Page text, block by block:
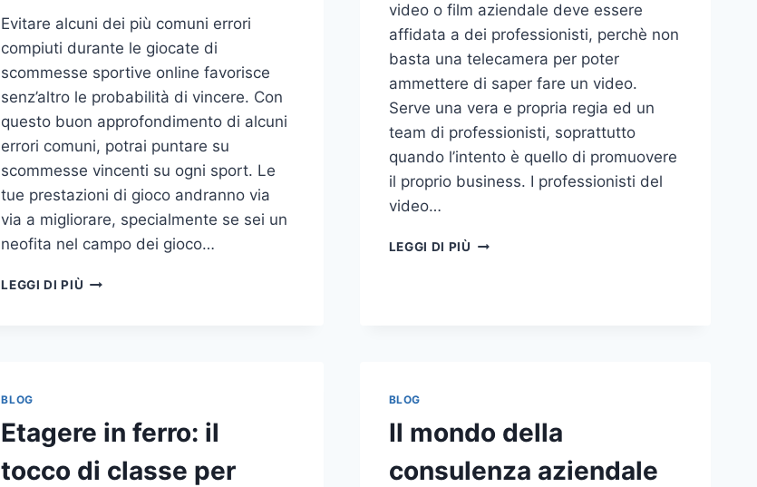
Evitare alcuni dei più comuni errori
compiuti durante le giocate di
scommesse sportive online favorisce
senz’altro le probabilità di vincere. Con
questo buon approfondimento di alcuni
errori comuni, potrai puntare su
scommesse vincenti su ogni sport. Le
tue prestazioni di gioco andranno via
via a migliorare, specialmente se sei un
neofita nel campo dei gioco…
LEGGI DI PIÙ GLI
SCOMMESSE
ONLINE
video o film aziendale deve essere
affidata a dei professionisti, perchè non
basta una telecamera per poter
ammettere di saper fare un video.
Serve una vera e propria regia ed un
team di professionisti, soprattutto
quando l’intento è quello di promuovere
il proprio business. I professionisti del
video…
LEGGI DI PIÙ
BLOG
Etagere in ferro: il
tocco di classe per
BLOG
Il mondo della
consulenza aziendale